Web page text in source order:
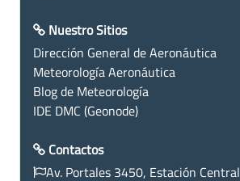
Nuestro Sitios
Dirección General de Aeronáutica
Meteorología Aeronáutica
Blog de Meteorología
IDE DMC (Geonode)
Contactos
Av. Portales 3450, Estación Central